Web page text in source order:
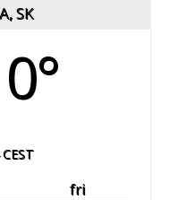
SK
fri